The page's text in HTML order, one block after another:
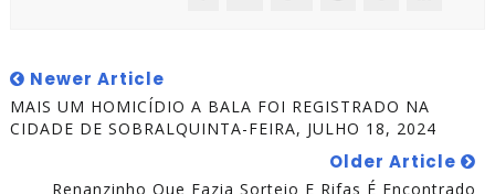
Newer Article
MAIS UM HOMICÍDIO A BALA FOI REGISTRADO NA
CIDADE DE SOBRALQUINTA-FEIRA, JULHO 18, 2024
Older Article
Renanzinho Que Fazia Sorteio E Rifas É Encontrado